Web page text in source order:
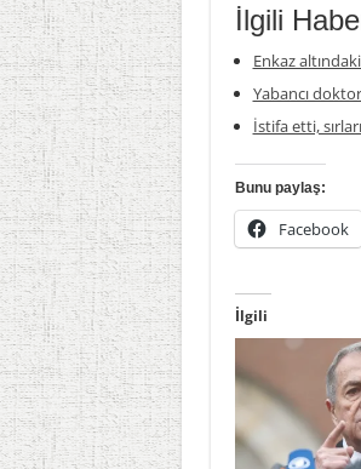
İlgili
Enkaz
Yabancı
İstifa etti,
Bunu paylaş:
Facebook
İlgili